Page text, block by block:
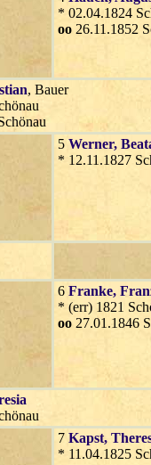
* 02.04.1824
oo 26.11.1852
, Bauer
5 Werner,
* 12.11.1827
6 Franke,
* (err) 1821
oo 27.01.1846
7 Kapst,
* 11.04.1825